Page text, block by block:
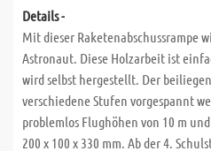
Details -
Mit dieser Raketenabschussrampe
Astronaut. Diese Holzarbeit ist
wird selbst hergestellt. Der
verschiedene Stufen vorgespannt
problemlos Flughöhen von 10 m
200 x 100 x 330 mm. Ab der 4.